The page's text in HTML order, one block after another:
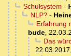
Schulsystem -
NLP?-
Erfahrung
bude,
Das